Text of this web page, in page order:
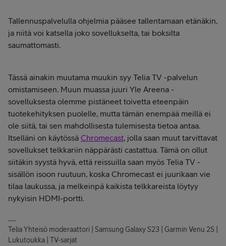
Tallennuspalvelulla ohjelmia pääsee tallentamaan etänäkin,
ja niitä voi katsella joko sovellukselta, tai boksilta
saumattomasti.
Tässä ainakin muutama muukin syy Telia TV -palvelun
omistamiseen. Muun muassa juuri Yle Areena -
sovelluksesta olemme pistäneet toivetta eteenpäin
tuotekehityksen puolelle, mutta tämän enempää meillä ei
ole siitä, tai sen mahdollisesta tulemisesta tietoa antaa.
Itselläni on käytössä Chromecast, jolla saan muut tarvittavat
sovellukset telkkariin näppärästi castattua. Tämä on ollut
siitäkin syystä hyvä, että reissuilla saan myös Telia TV -
sisällön isoon ruutuun, koska Chromecast ei juurikaan vie
tilaa laukussa, ja melkeinpä kaikista telkkareista löytyy
nykyisin HDMI-portti.
Telia Yhteisö moderaattori | Samsung Galaxy S23 | Garmin Venu 2S |
Lukutoukka | TV-sarjat